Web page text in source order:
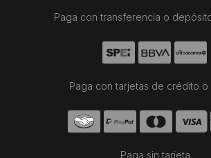
Paga con transferencia o
Paga con tarjetas de crédito
Paga sin tarjeta